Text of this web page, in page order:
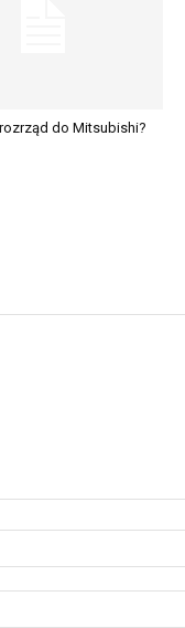
do Mitsubishi?